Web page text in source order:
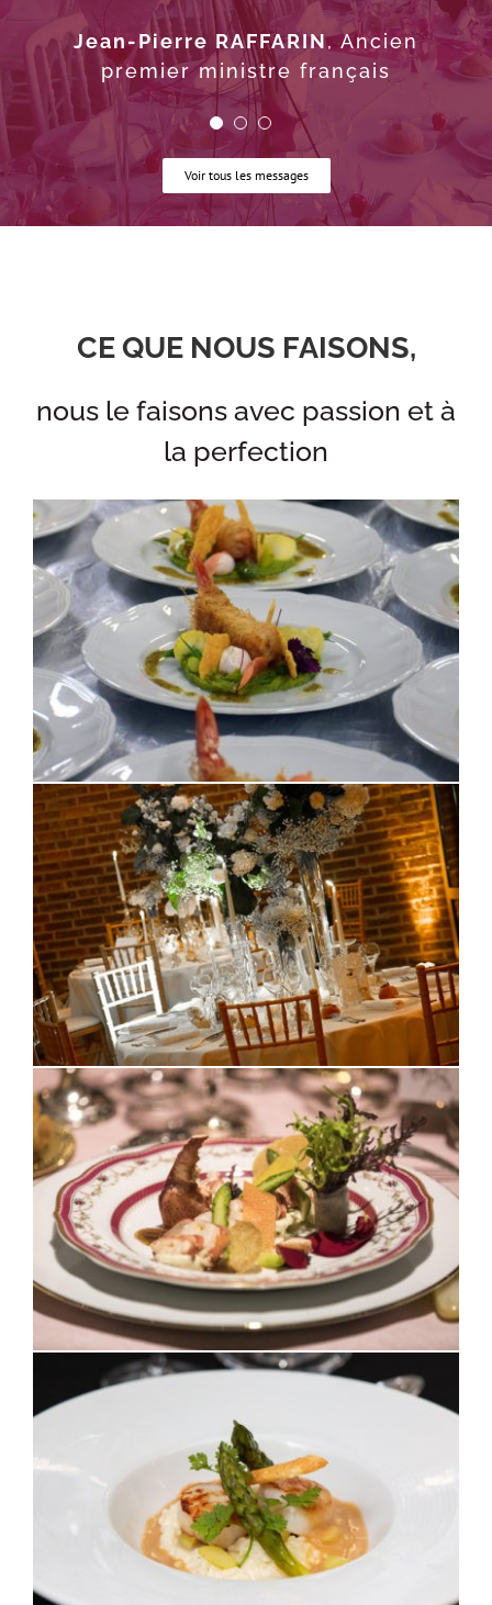
Jean-Pierre RAFFARIN,Ancien
premier ministre français
coiffeur de haute personnalité
Voir tous les messages
CE QUE NOUS FAISONS,
nous le faisons avec passion et à
la perfection